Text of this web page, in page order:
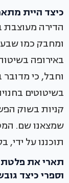
כיצד היית
הדירה מעוצבת
ומחבק כמו
באירופה
וחבל, כי
בשיטוטים
קניות בשוק
שמצאנו שם.
תוכננו על ידי,
תארי את פלטת
וספרי כיצד